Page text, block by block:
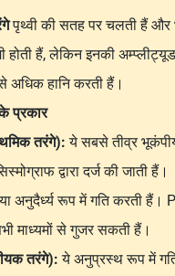
पृथ्वी की सतह पर चलती हैं और
होती हैं, लेकिन इनकी
हानि करती हैं।
प्रकार
तरंगे):ये सबसे तीव्र
द्वारा दर्ज की जाती हैं।
अनुदैर्ध्य रूप में गति करती हैं।
माध्यमों से गुजर सकती हैं।
तरंगे):ये अनुप्रस्थ रूप में